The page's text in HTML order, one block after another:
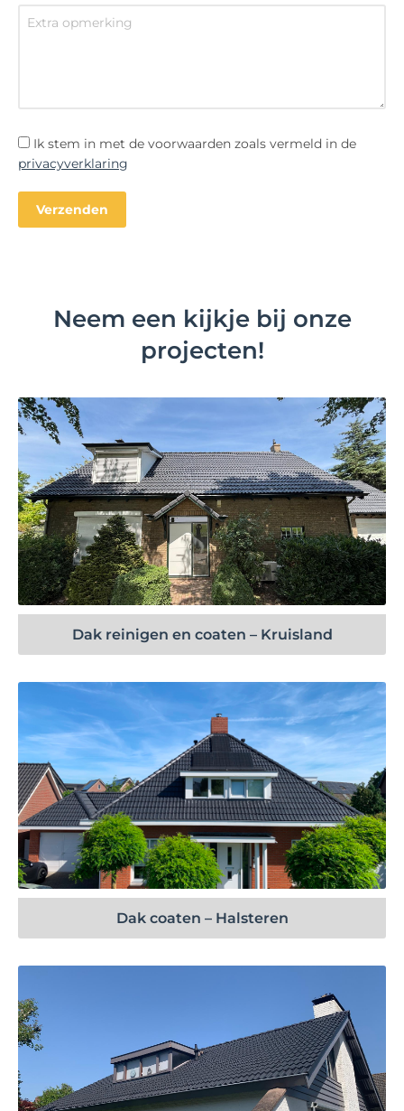
Ik stem in met de voorwaarden zoals vermeld in de
privacyverklaring
Neem een kijkje bij onze
projecten!
Bekijk project
Dak reinigen en coaten – Kruisland
Bekijk project
Dak coaten – Halsteren